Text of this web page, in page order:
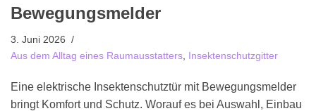
Bewegungsmelder
3. Juni 2026
Aus dem Alltag eines Raumausstatters Insektenschutzgitter
Eine elektrische Insektenschutztür mit Bewegungsmelder
bringt Komfort und Schutz. Worauf es bei Auswahl, Einbau